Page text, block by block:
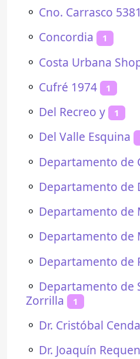
⚬ Cno. Carrasco 5381
⚬ Concordia 1
⚬ Costa Urbana
⚬ Cufré 1974 1
⚬ Del Recreo y 1
⚬ Del Valle Esquina
⚬ Departamento de
⚬ Departamento de
⚬ Departamento de
⚬ Departamento de
⚬ Departamento de
⚬ Departamento de
Zorrilla
1
⚬ Dr. Cristóbal
⚬ Dr. Joaquín